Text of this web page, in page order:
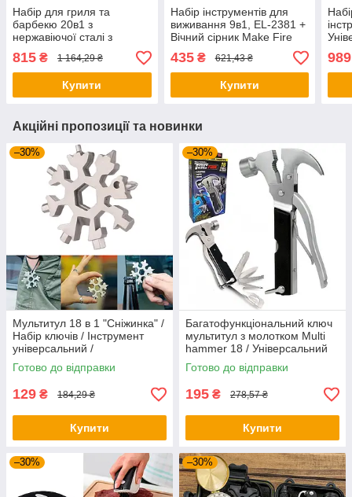
Набір для гриля та
барбекю 20в1 з
нержавіючої сталі з
чохлом / Комплект
інструментів для шашлику
815 ₴ 1 164,29 ₴
Купити
Набір інструментів для
виживання 9в1, EL-2381 +
Вічний сірник Make Fire
435₴ 621,43 ₴
Купити
989
Акційні пропозиції та новинки
–30%
Мультитул 18 в 1 "Сніжинка" /
Набір ключів / Інструмент
універсальний /
Багатофункціональний
гайковий ключ
Готово до відправки
129 ₴ 184,29 ₴
Купити
–30%
Багатофункціональний ключ
мультитул з молотком Multi
hammer 18 / Універсальний
інструмент
Готово до відправки
195 ₴ 278,57 ₴
Купити
–30% –30%